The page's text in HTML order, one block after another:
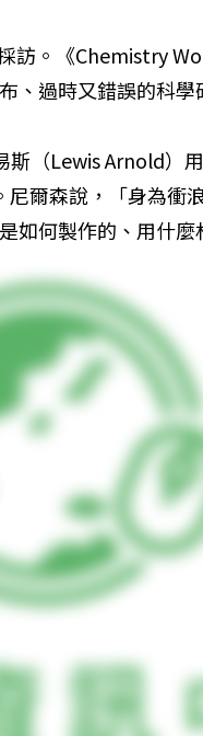
訪。《Chemistry
、過時又錯誤的科學
斯（Lewis Arnold）
爾森說，「身為衝
何製作的、用什麼